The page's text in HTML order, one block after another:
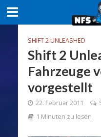
SHIFT 2 UNLEASHED
Shift 2
Fahrzeuge
vorgestellt
22. Februar 2011
1 Minuten zu lesen